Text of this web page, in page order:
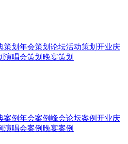
策划 年会策划 论坛活动策划 开业庆
演唱会策划 晚宴策划
案例年会案例峰会论坛案例开业庆
演唱会案例 晚宴案例